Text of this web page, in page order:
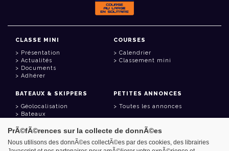
CLASSE MINI
Présentation
Actualités
Documents
Adhérer
COURSES
Calendrier
Classement mini
BATEAUX & SKIPPERS
Géolocalisation
Bateaux
PETITES ANNONCES
Toutes les annonces
LIENS UTILES
PrÃ©fÃ©rences sur la collecte de donnÃ©es
Nous utilisons des donnÃ©es collectÃ©es par des cookies, des librairies